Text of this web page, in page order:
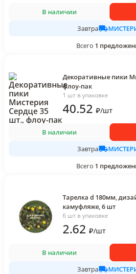
В наличии
Завтра
Всего 1
Декоративные пики
флоу-пак
1 шт в упаковке
40.52 ₽/шт
В наличии
Завтра
Всего 1
Тарелка d 180мм,
камуфляже, 6 шт
6 шт в упаковке
2.62 ₽/шт
В наличии
Завтра